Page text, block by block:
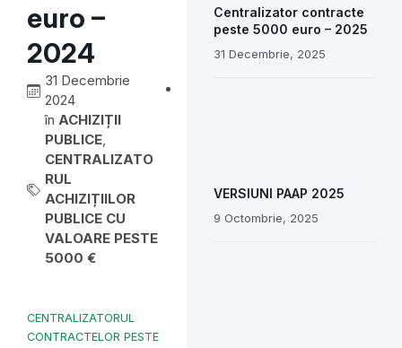
euro –
2024
31 Decembrie
2024
în ACHIZIȚII
PUBLICE,
CENTRALIZATO
RUL
ACHIZIȚIILOR
PUBLICE CU
VALOARE PESTE
5000 €
CENTRALIZATORUL
CONTRACTELOR PESTE
Centralizator contracte
peste 5000 euro – 2025
31 Decembrie, 2025
VERSIUNI PAAP 2025
9 Octombrie, 2025